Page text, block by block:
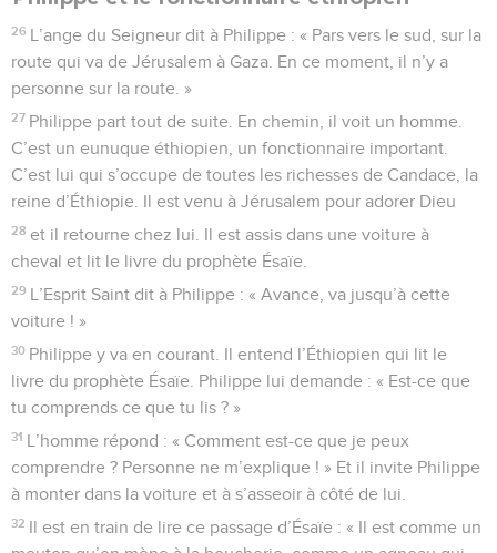
26 L’ange du Seigneur dit à Philippe : « Pars vers le sud, sur la
route qui va de Jérusalem à Gaza. En ce moment, il n’y a
personne sur la route. »
27 Philippe part tout de suite. En chemin, il voit un homme.
C’est un eunuque éthiopien, un fonctionnaire important.
C’est lui qui s’occupe de toutes les richesses de Candace, la
reine d’Éthiopie. Il est venu à Jérusalem pour adorer Dieu
28 et il retourne chez lui. Il est assis dans une voiture à
cheval et lit le livre du prophète Ésaïe.
29 L’Esprit Saint dit à Philippe : « Avance, va jusqu’à cette
voiture ! »
30 Philippe y va en courant. Il entend l’Éthiopien qui lit le
livre du prophète Ésaïe. Philippe lui demande : « Est-ce que
tu comprends ce que tu lis ? »
31 L’homme répond : « Comment est-ce que je peux
comprendre ? Personne ne m’explique ! » Et il invite Philippe
à monter dans la voiture et à s’asseoir à côté de lui.
32 Il est en train de lire ce passage d’Ésaïe : « Il est comme un